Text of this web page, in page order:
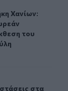
οι
Χανίων:
Χανίων:
του
τη
στα
στα